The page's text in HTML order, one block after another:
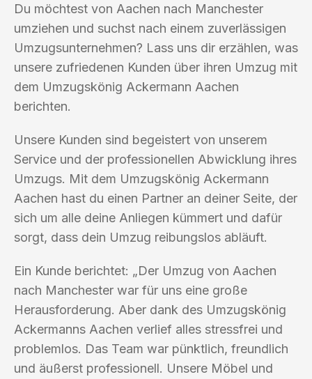
Du möchtest von Aachen nach Manchester
umziehen und suchst nach einem zuverlässigen
Umzugsunternehmen? Lass uns dir erzählen, was
unsere zufriedenen Kunden über ihren Umzug mit
dem Umzugskönig Ackermann Aachen
berichten.
Unsere Kunden sind begeistert von unserem
Service und der professionellen Abwicklung ihres
Umzugs. Mit dem Umzugskönig Ackermann
Aachen hast du einen Partner an deiner Seite, der
sich um alle deine Anliegen kümmert und dafür
sorgt, dass dein Umzug reibungslos abläuft.
Ein Kunde berichtet: „Der Umzug von Aachen
nach Manchester war für uns eine große
Herausforderung. Aber dank des Umzugskönig
Ackermanns Aachen verlief alles stressfrei und
problemlos. Das Team war pünktlich, freundlich
und äußerst professionell. Unsere Möbel und